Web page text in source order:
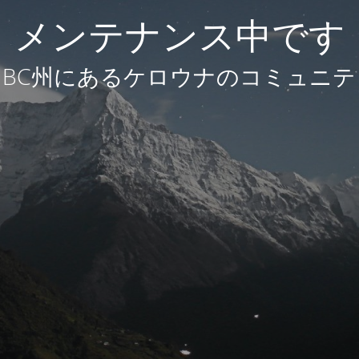
メンテナンス中です
州にあるケロウナのコミュニ